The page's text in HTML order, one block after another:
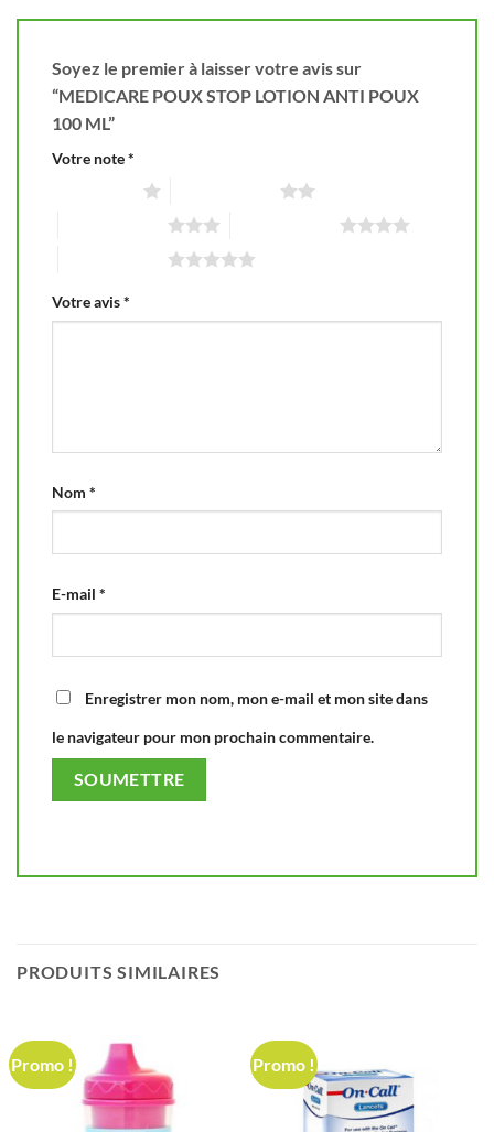
Soyez le premier à laisser votre avis sur
“MEDICARE POUX STOP LOTION ANTI POUX
100 ML”
Votre note*
Votre avis*
Nom *
E-mail *
Enregistrer mon nom, mon e-mail et mon site dans
le navigateur pour mon prochain commentaire.
PRODUITS SIMILAIRES
Promo ! Promo !